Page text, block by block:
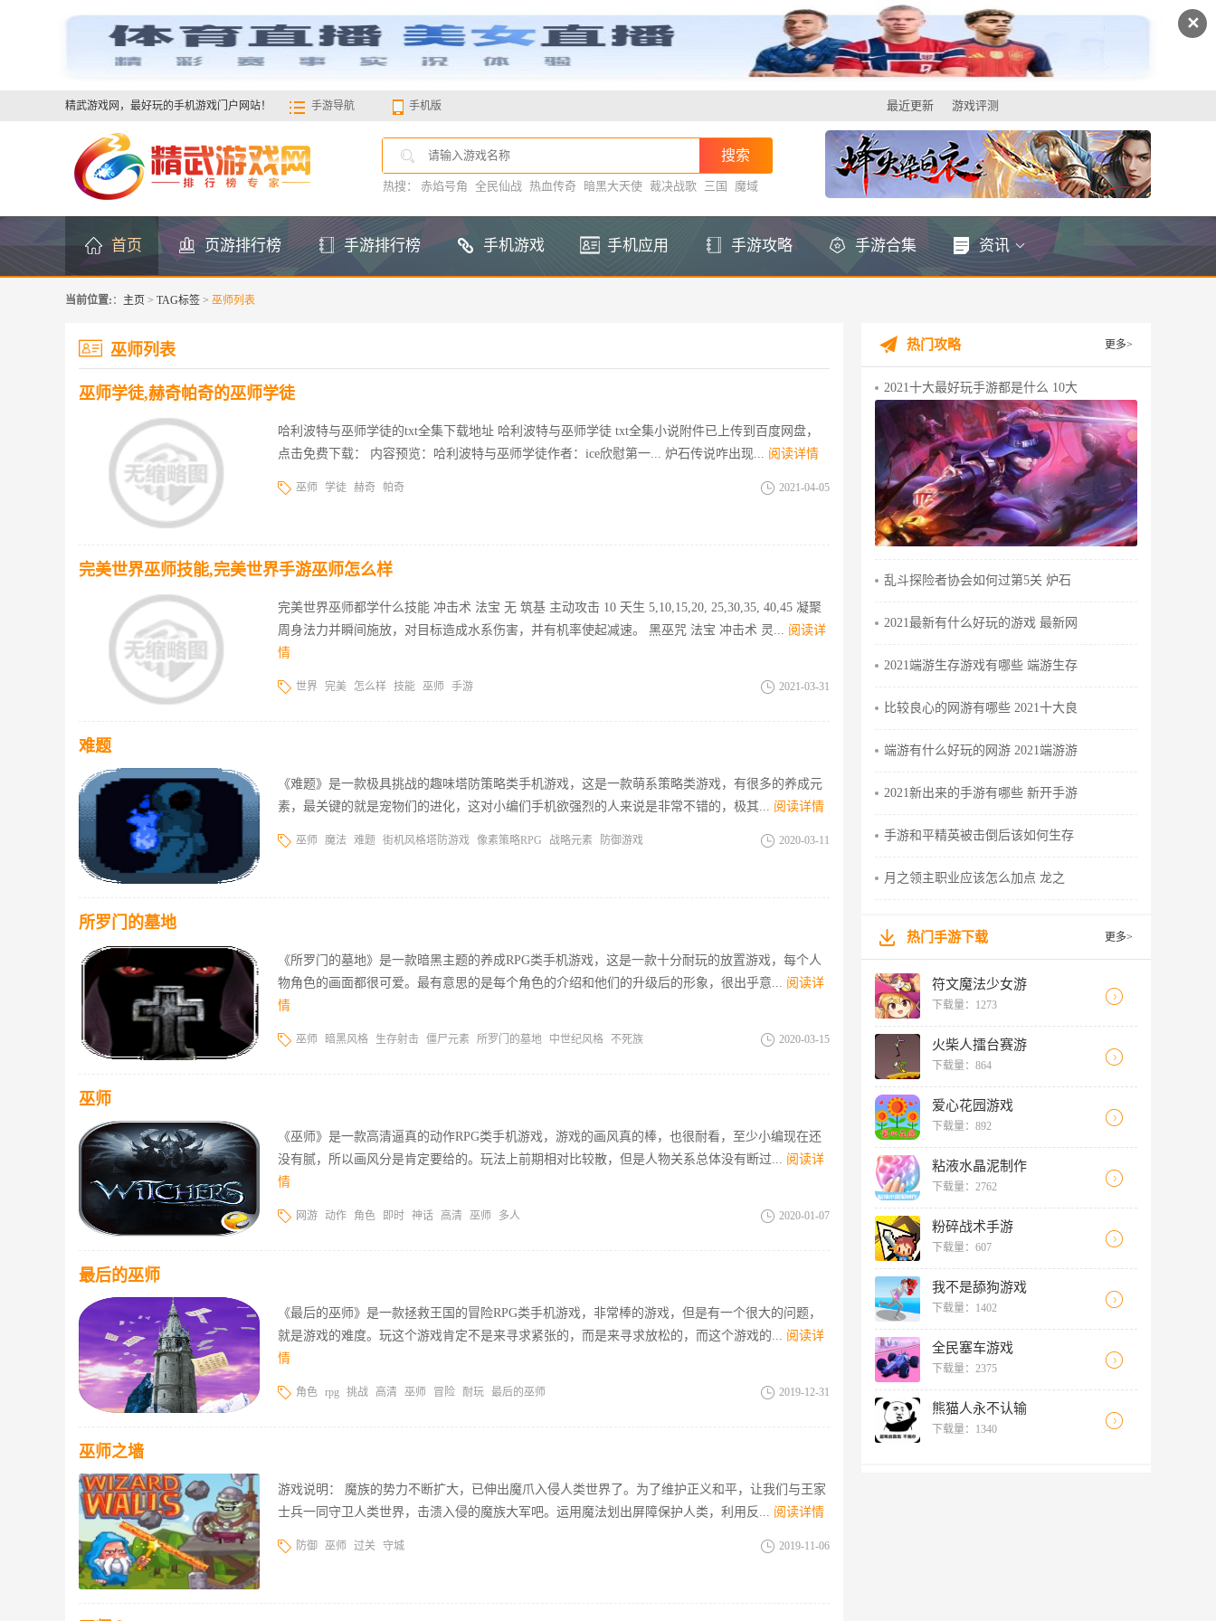
✕
精武游戏网，最好玩的手机游戏门户网站！ 手游导航 手机版 游戏评测
最近更新
热搜： 赤焰号角 全民仙战 热血传奇 暗黑大天使 裁决战歌 三国 魔域
首页 页游排行榜 手游排行榜 手机游戏 手机应用 手游攻略 手游合集 资讯
当前位置: ： 主页 > TAG标签 > 巫师列表
巫师列表
巫师学徒,赫奇帕奇的巫师学徒
哈利波特与巫师学徒的txt全集下载地址 哈利波特与巫师学徒 txt全集小说附件已上传到百度网盘，
点击免费下载： 内容预览：哈利波特与巫师学徒作者：ice欣慰第一... 炉石传说咋出现... 阅读详情
巫师 学徒 赫奇 帕奇 2021-04-05
完美世界巫师技能,完美世界手游巫师怎么样
完美世界巫师都学什么技能 冲击术 法宝 无 筑基 主动攻击 10 天生 5,10,15,20, 25,30,35, 40,45 凝聚
周身法力并瞬间施放，对目标造成水系伤害，并有机率使起减速。 黑巫咒 法宝 冲击术 灵... 阅读详
情
世界 完美 怎么样 技能 巫师 手游 2021-03-31
难题
《难题》是一款极具挑战的趣味塔防策略类手机游戏，这是一款萌系策略类游戏，有很多的养成元
素，最关键的就是宠物们的进化，这对小编们手机欲强烈的人来说是非常不错的，极其... 阅读详情
巫师 魔法 难题 街机风格塔防游戏 像素策略RPG 战略元素 防御游戏 2020-03-11
所罗门的墓地
《所罗门的墓地》是一款暗黑主题的养成RPG类手机游戏，这是一款十分耐玩的放置游戏，每个人
物角色的画面都很可爱。最有意思的是每个角色的介绍和他们的升级后的形象，很出乎意... 阅读详
情
巫师 暗黑风格 生存射击 僵尸元素 所罗门的墓地 中世纪风格 不死族 2020-03-15
巫师
《巫师》是一款高清逼真的动作RPG类手机游戏，游戏的画风真的棒，也很耐看，至少小编现在还
没有腻，所以画风分是肯定要给的。玩法上前期相对比较散，但是人物关系总体没有断过... 阅读详
情
网游 动作 角色 即时 神话 高清 巫师 多人 2020-01-07
最后的巫师
《最后的巫师》是一款拯救王国的冒险RPG类手机游戏，非常棒的游戏，但是有一个很大的问题，
就是游戏的难度。玩这个游戏肯定不是来寻求紧张的，而是来寻求放松的，而这个游戏的... 阅读详
情
角色 rpg 挑战 高清 巫师 冒险 耐玩 最后的巫师 2019-12-31
巫师之墙
游戏说明： 魔族的势力不断扩大，已伸出魔爪入侵人类世界了。为了维护正义和平，让我们与王家
士兵一同守卫人类世界，击溃入侵的魔族大军吧。运用魔法划出屏障保护人类，利用反... 阅读详情
防御 巫师 过关 守城 2019-11-06
热门攻略 更多>
2021十大最好玩手游都是什么 10大
乱斗探险者协会如何过第5关 炉石
2021最新有什么好玩的游戏 最新网
2021端游生存游戏有哪些 端游生存
比较良心的网游有哪些 2021十大良
端游有什么好玩的网游 2021端游游
2021新出来的手游有哪些 新开手游
手游和平精英被击倒后该如何生存
月之领主职业应该怎么加点 龙之
热门手游下载 更多>
符文魔法少女游
下载量：1273
火柴人擂台赛游
下载量：864
爱心花园游戏
下载量：892
粘液水晶泥制作
下载量：2762
粉碎战术手游
下载量：607
我不是舔狗游戏
下载量：1402
全民塞车游戏
下载量：2375
熊猫人永不认输
下载量：1340